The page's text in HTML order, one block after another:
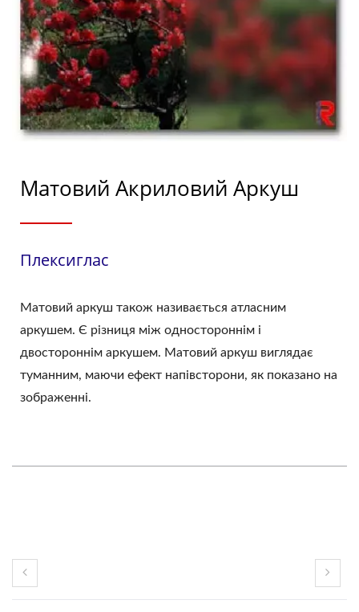
Матовий Акриловий Аркуш
Плексиглас
Матовий аркуш також називається атласним
аркушем. Є різниця між одностороннім і
двостороннім аркушем. Матовий аркуш виглядає
туманним, маючи ефект напівсторони, як показано на
зображенні.